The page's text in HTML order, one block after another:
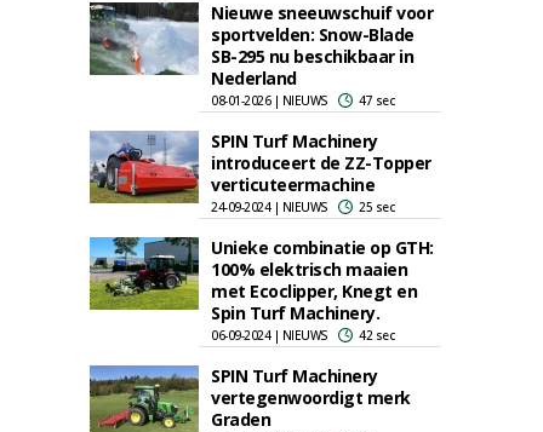
Nieuwe sneeuwschuif voor
sportvelden: Snow-Blade
SB-295 nu beschikbaar in
Nederland
08-01-2026 | NIEUWS 47 sec
SPIN Turf Machinery
introduceert de ZZ-Topper
verticuteermachine
24-09-2024 | NIEUWS 25 sec
Unieke combinatie op GTH:
100% elektrisch maaien
met Ecoclipper, Knegt en
Spin Turf Machinery.
06-09-2024 | NIEUWS 42 sec
SPIN Turf Machinery
vertegenwoordigt merk
Graden